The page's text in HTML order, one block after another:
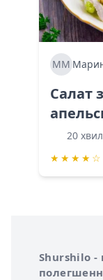
ММ
Салат
20
★ ★ ★ ★ ☆
Про
Shurshilo -